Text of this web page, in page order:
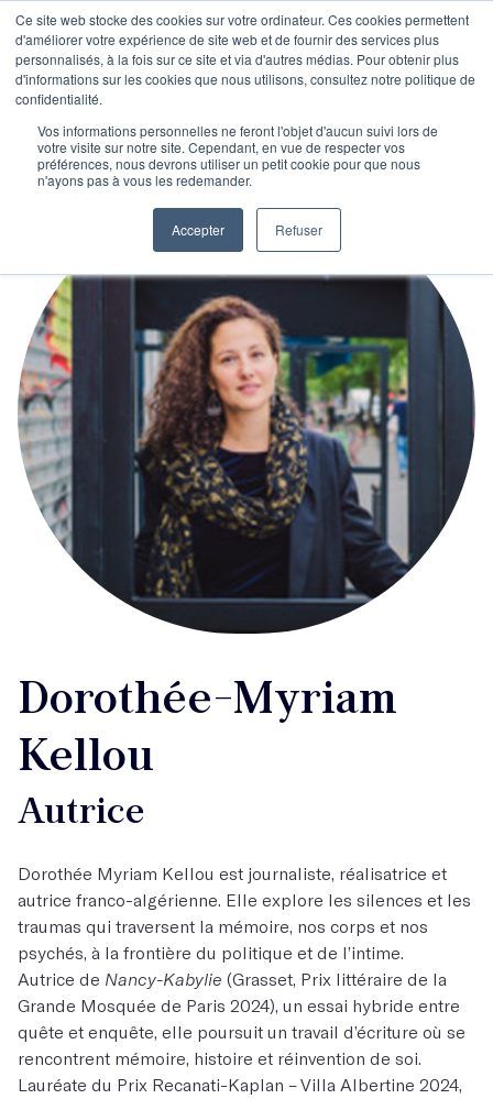
Ce site web stocke des cookies sur votre ordinateur. Ces cookies permettent
d'améliorer votre expérience de site web et de fournir des services plus
personnalisés, à la fois sur ce site et via d'autres médias. Pour obtenir plus
d'informations sur les cookies que nous utilisons, consultez notre politique de
confidentialité.
Vos informations personnelles ne feront l'objet d'aucun suivi lors de
votre visite sur notre site. Cependant, en vue de respecter vos
préférences, nous devrons utiliser un petit cookie pour que nous
n'ayons pas à vous les redemander.
Accepter Refuser
Dorothée-Myriam
Kellou
Autrice
Dorothée Myriam Kellou est journaliste, réalisatrice et
autrice franco-algérienne. Elle explore les silences et les
traumas qui traversent la mémoire, nos corps et nos
psychés, à la frontière du politique et de l’intime.
Autrice de Nancy-Kabylie (Grasset, Prix littéraire de la
Grande Mosquée de Paris 2024), un essai hybride entre
quête et enquête, elle poursuit un travail d’écriture où se
rencontrent mémoire, histoire et réinvention de soi.
Lauréate du Prix Recanati-Kaplan – Villa Albertine 2024,